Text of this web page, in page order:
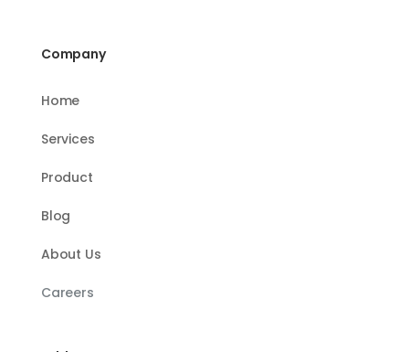
Company
Home
Services
Product
Blog
About Us
Careers